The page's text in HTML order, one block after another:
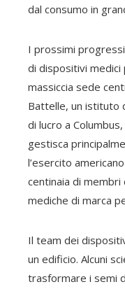
dal consumo in
I prossimi
di dispositivi
massiccia sede
Battelle, un istituto
di lucro a
gestisca
l’esercito
centinaia di
mediche di marca
Il team dei
un edificio. Alcuni
trasformare i semi